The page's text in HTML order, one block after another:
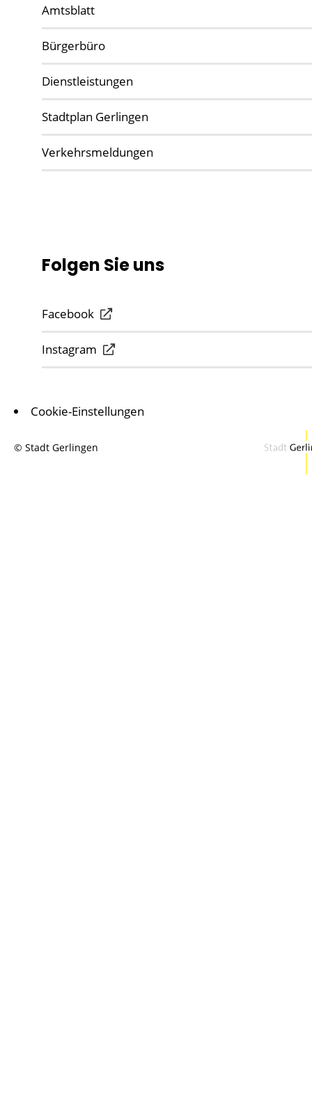
Amtsblatt
Bürgerbüro
Dienstleistungen
Stadtplan Gerlingen
Verkehrsmeldungen
Folgen Sie uns
Facebook
Instagram
Cookie-Einstellungen
© Stadt Gerlingen